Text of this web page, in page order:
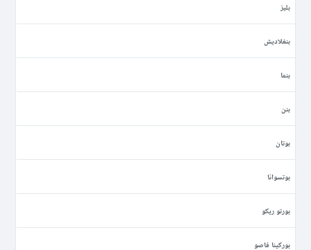
بليز
بنغلاديش
بنما
بنن
بوتان
بوتسوانا
بورتو ريكو
بوركينا فاصو